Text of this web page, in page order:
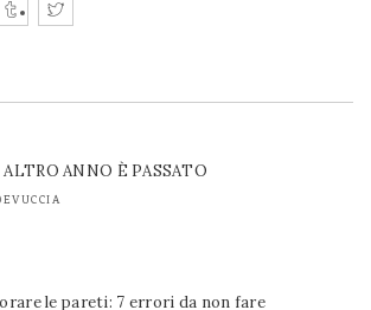
ALTRO ANNO È PASSATO
le pareti: 7 errori da non fare